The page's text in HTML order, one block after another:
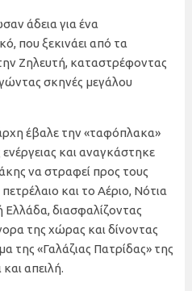
άδεια για ένα
που ξεκινάει από τα
Ζηλευτή, καταστρέφοντας
σκηνές μεγάλου
έβαλε την «ταφόπλακα»
και αναγκάστηκε
να στραφεί προς τους
και το Αέριο, Νότια
Ελλάδα, διασφαλίζοντας
της χώρας και δίνοντας
της «Γαλάζιας Πατρίδας» της
απειλή.